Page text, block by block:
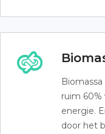
ruim 60%
energie.
door het